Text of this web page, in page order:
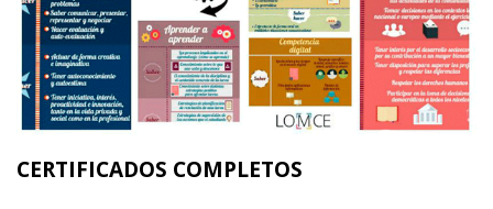
CERTIFICADOS COMPLETOS